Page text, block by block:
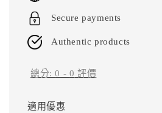
Secure payments
Authentic products
總分:0 - 0 評價
適用優惠